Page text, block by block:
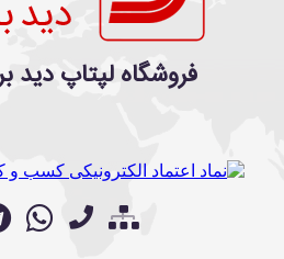
فروشگاه لپتاپ دید